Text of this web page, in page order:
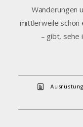
Wanderungen
mittlerweile schon
– gibt, sehe